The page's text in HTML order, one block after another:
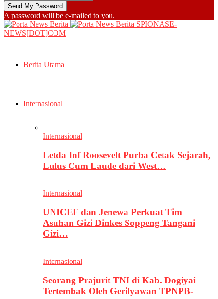
A password will be e-mailed to you.
SPIONASE-
NEWS[DOT]COM
Berita Utama
Internasional
Internasional
Letda Inf Roosevelt Purba Cetak Sejarah,
Lulus Cum Laude dari West…
Internasional
UNICEF dan Jenewa Perkuat Tim
Asuhan Gizi Dinkes Soppeng Tangani
Gizi…
Internasional
Seorang Prajurit TNI di Kab. Dogiyai
Tertembak Oleh Gerilyawan TPNPB-